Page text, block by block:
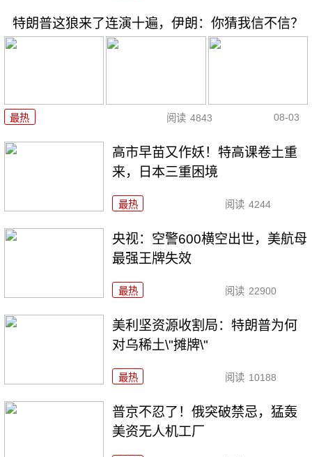
特朗普这狼来了连演十遍，伊朗：你猜我信不信？
最热 阅读 4843 08-03
高市早苗又作妖！特高课卷土重
来，日本三重困境
最热 阅读 4244
央视：空警600横空出世，美航母
最强王牌失效
最热 阅读 22900
美利坚资源收割局：特朗普为何
对乌稀土\"摊牌\"
最热 阅读 10188
普京不忍了！俄突破禁忌，猛轰
美资无人机工厂